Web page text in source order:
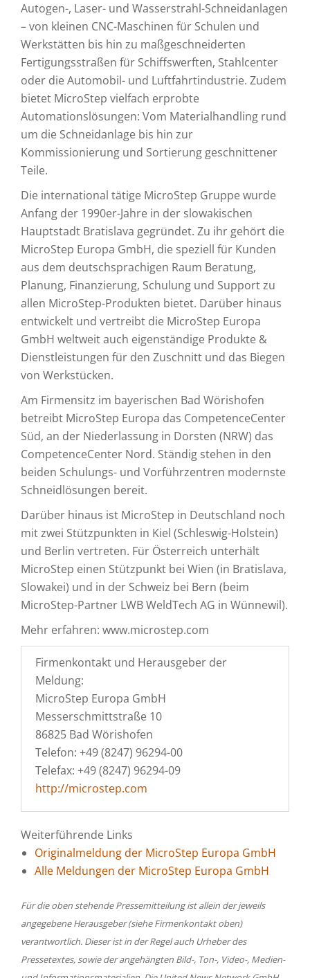
Autogen-, Laser- und Wasserstrahl-Schneidanlagen
– von kleinen CNC-Maschinen für Schulen und
Werkstätten bis hin zu maßgeschneiderten
Fertigungsstraßen für Schiffswerften, Stahlcenter
oder die Automobil- und Luftfahrtindustrie. Zudem
bietet MicroStep vielfach erprobte
Automationslösungen: Vom Materialhandling rund
um die Schneidanlage bis hin zur
Kommissionierung und Sortierung geschnittener
Teile.
Die international tätige MicroStep Gruppe wurde
Anfang der 1990er-Jahre in der slowakischen
Hauptstadt Bratislava gegründet. Zu ihr gehört die
MicroStep Europa GmbH, die speziell für Kunden
aus dem deutschsprachigen Raum Beratung,
Planung, Finanzierung, Schulung und Support zu
allen MicroStep-Produkten bietet. Darüber hinaus
entwickelt und vertreibt die MicroStep Europa
GmbH weltweit auch eigenständige Produkte &
Dienstleistungen für den Zuschnitt und das Biegen
von Werkstücken.
Am Firmensitz im bayerischen Bad Wörishofen
betreibt MicroStep Europa das CompetenceCenter
Süd, an der Niederlassung in Dorsten (NRW) das
CompetenceCenter Nord. Ständig stehen in den
beiden Schulungs- und Vorführzentren modernste
Schneidlösungen bereit.
Darüber hinaus ist MicroStep in Deutschland noch
mit zwei Stützpunkten in Kiel (Schleswig-Holstein)
und Berlin vertreten. Für Österreich unterhält
MicroStep einen Stützpunkt bei Wien (in Bratislava,
Slowakei) und in der Schweiz bei Bern (beim
MicroStep-Partner LWB WeldTech AG in Wünnewil).
Mehr erfahren: www.microstep.com
Firmenkontakt und Herausgeber der
Meldung:
MicroStep Europa GmbH
Messerschmittstraße 10
86825 Bad Wörishofen
Telefon: +49 (8247) 96294-00
Telefax: +49 (8247) 96294-09
http://microstep.com
Weiterführende Links
Originalmeldung der MicroStep Europa GmbH
Alle Meldungen der MicroStep Europa GmbH
Für die oben stehende Pressemitteilung ist allein der jeweils
angegebene Herausgeber (siehe Firmenkontakt oben)
verantwortlich. Dieser ist in der Regel auch Urheber des
Pressetextes, sowie der angehängten Bild-, Ton-, Video-, Medien-